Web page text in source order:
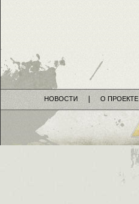
НОВОСТИ О ПРОЕКТЕ